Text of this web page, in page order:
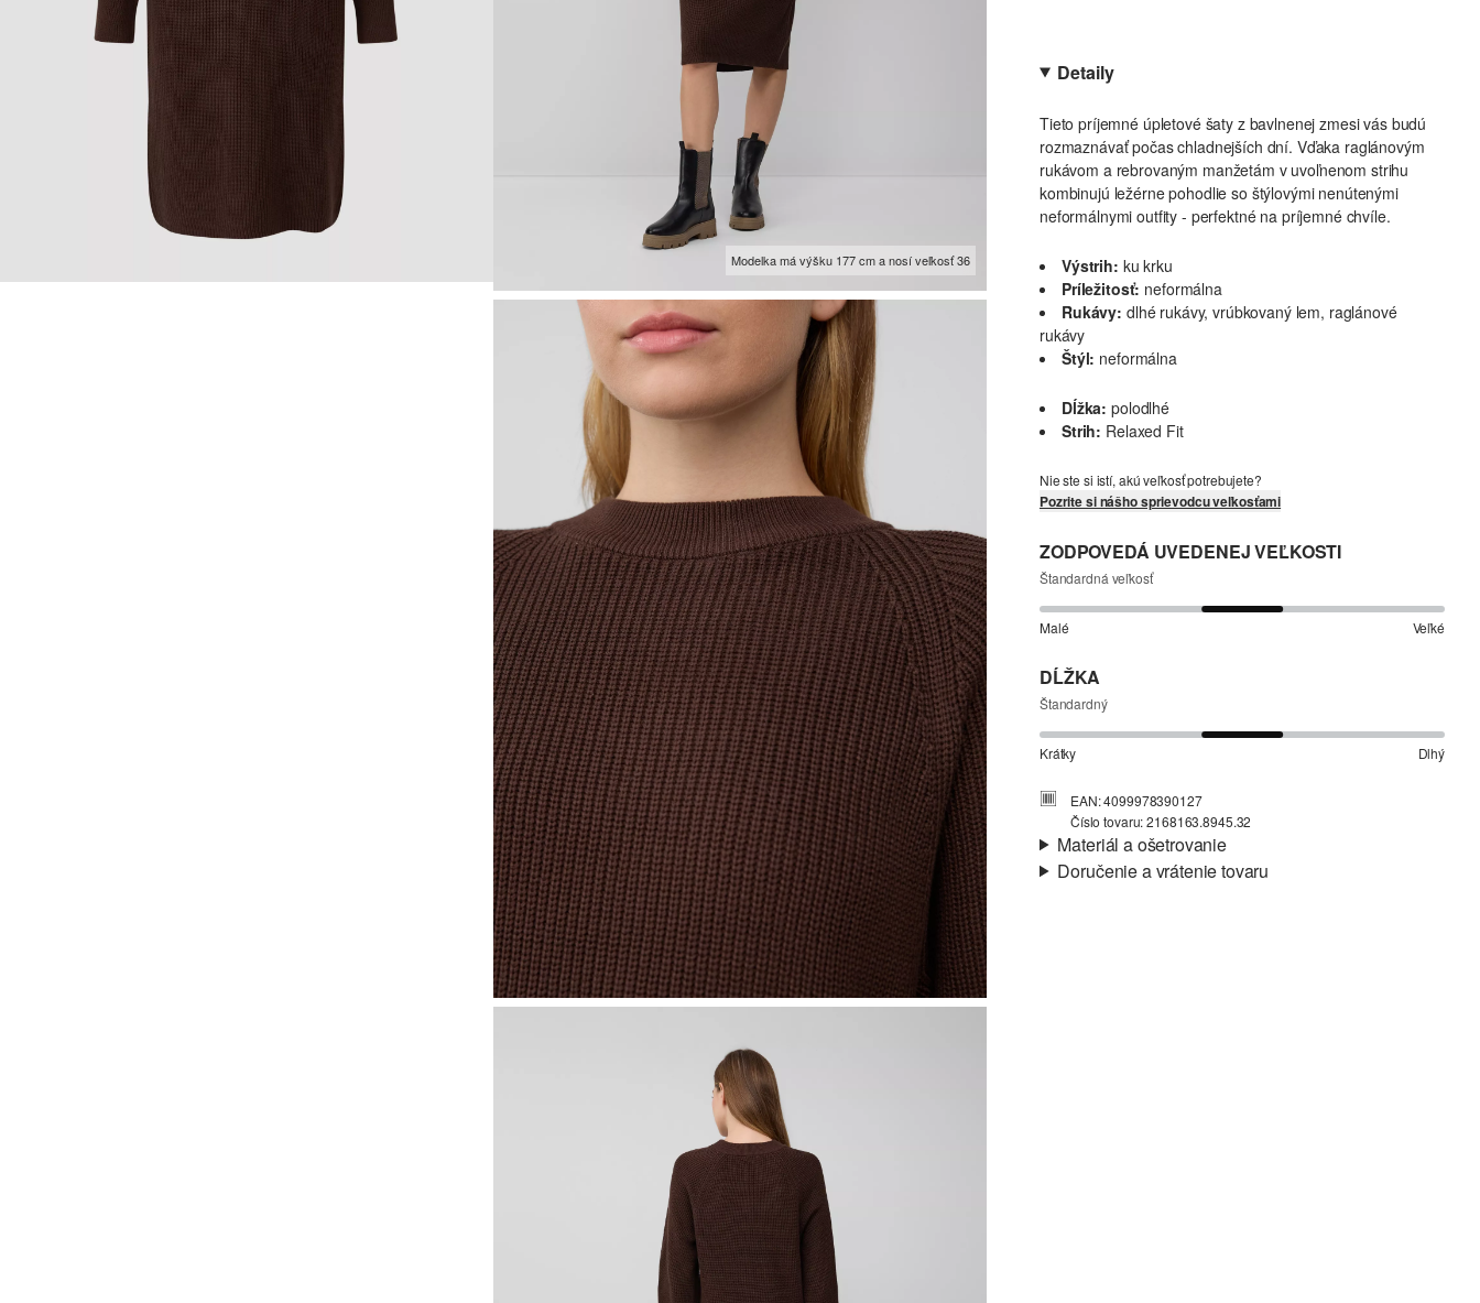
Modelka má výšku 177 cm a nosí veľkosť 36
Detaily
Tieto príjemné úpletové šaty z bavlnenej zmesi vás budú
rozmaznávať počas chladnejších dní. Vďaka raglánovým
rukávom a rebrovaným manžetám v uvoľnenom strihu
kombinujú ležérne pohodlie so štýlovými nenútenými
neformálnymi outfity - perfektné na príjemné chvíle.
Výstrih: ku krku
Príležitosť: neformálna
Rukávy: dlhé rukávy, vrúbkovaný lem, raglánové
rukávy
Štýl: neformálna
Dĺžka: polodlhé
Strih: Relaxed Fit
Nie ste si istí, akú veľkosť potrebujete?
Pozrite si nášho sprievodcu veľkosťami
ZODPOVEDÁ UVEDENEJ VEĽKOSTI
Štandardná veľkosť
Malé Veľké
DĹŽKA
Štandardný
Krátky Dlhý
EAN: 4099978390127
Číslo tovaru: 2168163.8945.32
Materiál a ošetrovanie
Doručenie a vrátenie tovaru